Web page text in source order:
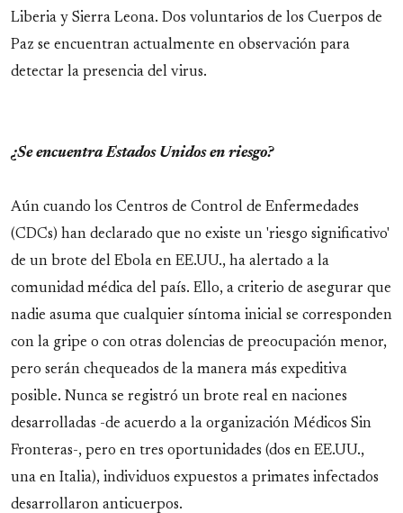
Liberia y Sierra Leona. Dos voluntarios de los Cuerpos de
Paz se encuentran actualmente en observación para
detectar la presencia del virus.
¿Se encuentra Estados Unidos en riesgo?
Aún cuando los Centros de Control de Enfermedades
(CDCs) han declarado que no existe un 'riesgo significativo'
de un brote del Ebola en EE.UU., ha alertado a la
comunidad médica del país. Ello, a criterio de asegurar que
nadie asuma que cualquier síntoma inicial se corresponden
con la gripe o con otras dolencias de preocupación menor,
pero serán chequeados de la manera más expeditiva
posible. Nunca se registró un brote real en naciones
desarrolladas -de acuerdo a la organización Médicos Sin
Fronteras-, pero en tres oportunidades (dos en EE.UU.,
una en Italia), individuos expuestos a primates infectados
desarrollaron anticuerpos.